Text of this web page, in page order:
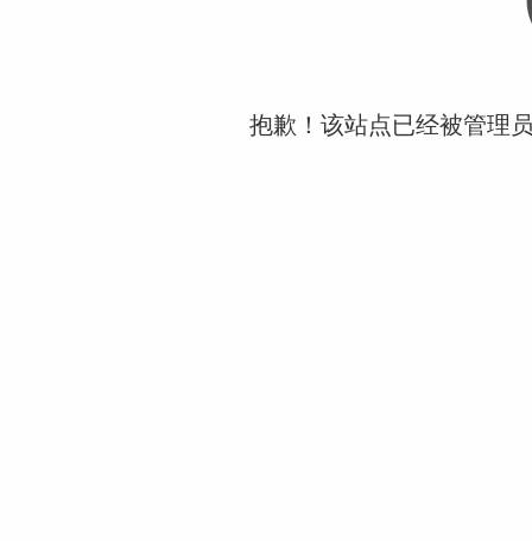
抱歉！该站点已经被管理